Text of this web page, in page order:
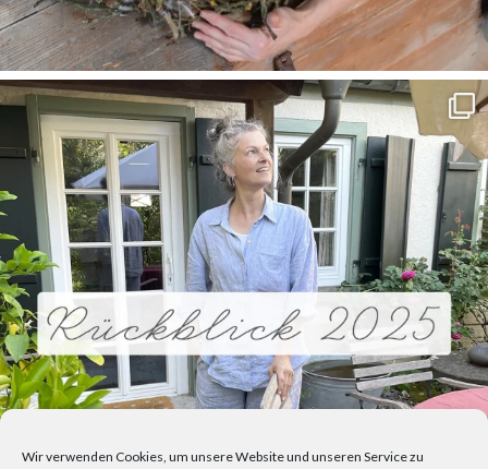
Wir verwenden Cookies, um unsere Website und unseren Service zu